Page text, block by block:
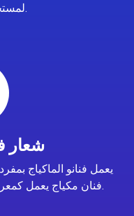
لمستحضرات التجميل.
شعار
يعمل فنانو الماكياج
فنان مكياج يعمل كمعرف ويتيح للأشخاص معرفة عملهم.